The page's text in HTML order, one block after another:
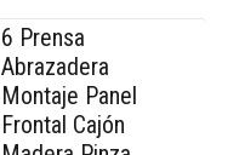
-20% OFF
6 Prensa
Abrazadera
Montaje Panel
Frontal Cajón